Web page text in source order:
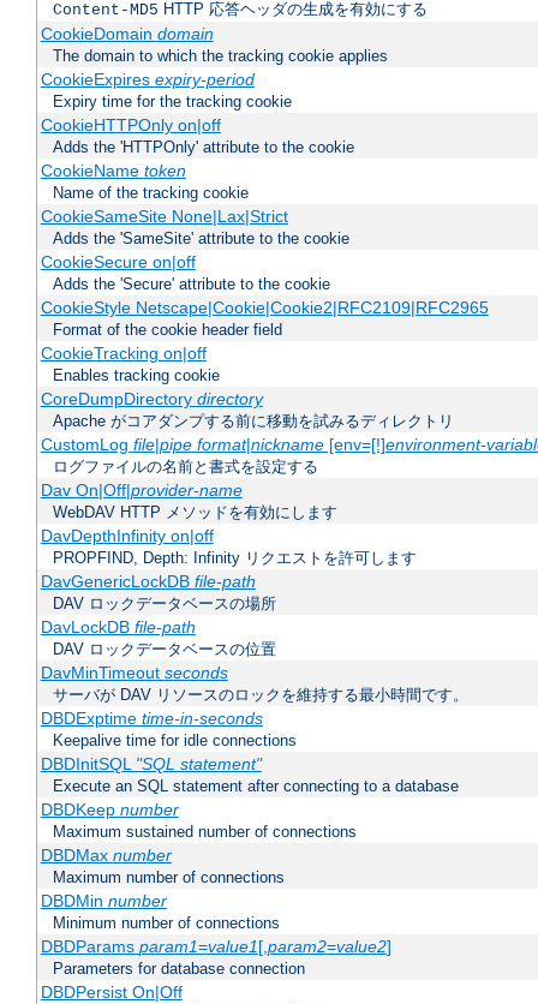
Content-MD5 HTTP 応答ヘッダの生成を有効にする
CookieDomain domain
The domain to which the tracking cookie applies
CookieExpires expiry-period
Expiry time for the tracking cookie
CookieHTTPOnly on|off
Adds the 'HTTPOnly' attribute to the cookie
CookieName token
Name of the tracking cookie
CookieSameSite None|Lax|Strict
Adds the 'SameSite' attribute to the cookie
CookieSecure on|off
Adds the 'Secure' attribute to the cookie
CookieStyle Netscape|Cookie|Cookie2|RFC2109|RFC2965
Format of the cookie header field
CookieTracking on|off
Enables tracking cookie
CoreDumpDirectory directory
Apache がコアダンプする前に移動を試みるディレクトリ
CustomLog file|pipe format|nickname[env=[!]environment-
ログファイルの名前と書式を設定する
Dav On|Off|provider-name
WebDAV HTTP メソッドを有効にします
DavDepthInfinity on|off
PROPFIND, Depth: Infinity リクエストを許可します
DavGenericLockDB file-path
DAV ロックデータベースの場所
DavLockDB file-path
DAV ロックデータベースの位置
DavMinTimeout seconds
サーバが DAV リソースのロックを維持する最小時間です。
DBDExptime time-in-seconds
Keepalive time for idle connections
DBDInitSQL "SQL statement"
Execute an SQL statement after connecting to a database
DBDKeep number
Maximum sustained number of connections
DBDMax number
Maximum number of connections
DBDMin number
Minimum number of connections
DBDParams param1=value1[,param2=value2]
Parameters for database connection
DBDPersist On|Off